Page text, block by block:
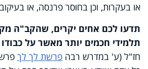
או בעקרות, וכן בחוסר פרנסה, או
תדעו לכם אחים יקרים, שהקב"ה
תלמידי חכמים יותר מאשר על
חז"ל (ע' במדרש רבה פרשת לך לך